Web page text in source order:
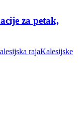
za petak,
rajaKalesijske